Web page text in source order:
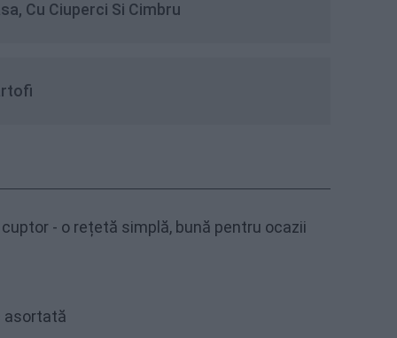
Cu Ciuperci Si Cimbru
- o rețetă simplă, bună pentru ocazii
asortată